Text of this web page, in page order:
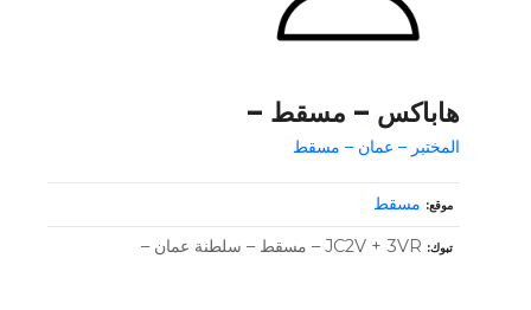
هاباكس – مسقط –
المختبر – عمان – مسقط
موقع مسقط
تبوك JC2V + 3VR – مسقط – سلطنة عمان –